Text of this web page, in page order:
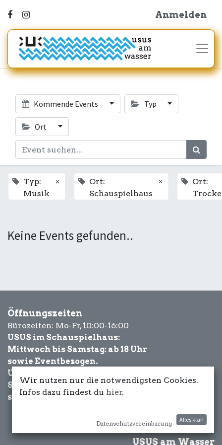
Anmelden
Kommende Events Typ
Ort
Typ:
Musik
×
Ort:
Schauspielhaus
×
Ort:
Keine Events gefunden..
Öffnungszeiten
Bürozeiten: Mo-Fr, 10:00-16:00
USUS im Schauspielhaus:
Mittwoch bis Samstag: ab 18 Uhr
sowie Eventbezogen.
USUS am Wasser:
Schönwetter-
sowie Eventbezogen.
USUS am Wasser
Wir nutzen nur die notwendigsten Cookies.
Infos dazu findest du hier.
Datenschutzvereinbarung
Alles klar!